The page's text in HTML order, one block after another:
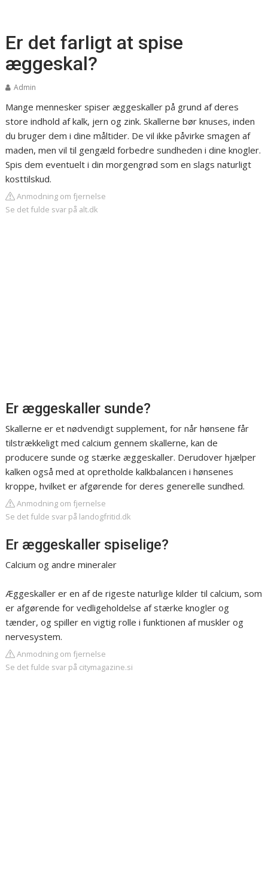
Er det farligt at spise
æggeskal?
Admin
Mange mennesker spiser æggeskaller på grund af deres
store indhold af kalk, jern og zink. Skallerne bør knuses, inden
du bruger dem i dine måltider. De vil ikke påvirke smagen af
maden, men vil til gengæld forbedre sundheden i dine knogler.
Spis dem eventuelt i din morgengrød som en slags naturligt
kosttilskud.
Anmodning om fjernelse
Se det fulde svar på alt.dk
Er æggeskaller sunde?
Skallerne er et nødvendigt supplement, for når hønsene får
tilstrækkeligt med calcium gennem skallerne, kan de
producere sunde og stærke æggeskaller. Derudover hjælper
kalken også med at opretholde kalkbalancen i hønsenes
kroppe, hvilket er afgørende for deres generelle sundhed.
Anmodning om fjernelse
Se det fulde svar på landogfritid.dk
Er æggeskaller spiselige?
Calcium og andre mineraler
Æggeskaller er en af de rigeste naturlige kilder til calcium, som
er afgørende for vedligeholdelse af stærke knogler og
tænder, og spiller en vigtig rolle i funktionen af muskler og
nervesystem.
Anmodning om fjernelse
Se det fulde svar på citymagazine.si